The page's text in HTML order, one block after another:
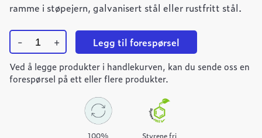
ramme i støpejern, galvanisert stål eller rustfritt stål.
-
Ulefos
Filcoten
PRO
100
+ Legg til forespørsel
Ved å legge produkter i handlekurven, kan du sende oss en
forespørsel på ett eller flere produkter.
100%
Styrene fri